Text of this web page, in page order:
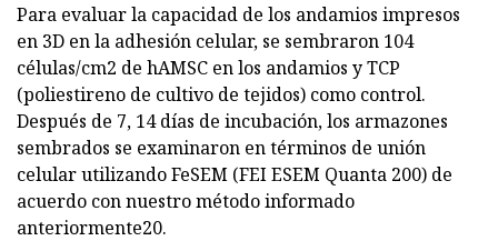
Para evaluar la capacidad de los andamios impresos
en 3D en la adhesión celular, se sembraron 104
células/cm2 de hAMSC en los andamios y TCP
(poliestireno de cultivo de tejidos) como control.
Después de 7, 14 días de incubación, los armazones
sembrados se examinaron en términos de unión
celular utilizando FeSEM (FEI ESEM Quanta 200) de
acuerdo con nuestro método informado
anteriormente20.